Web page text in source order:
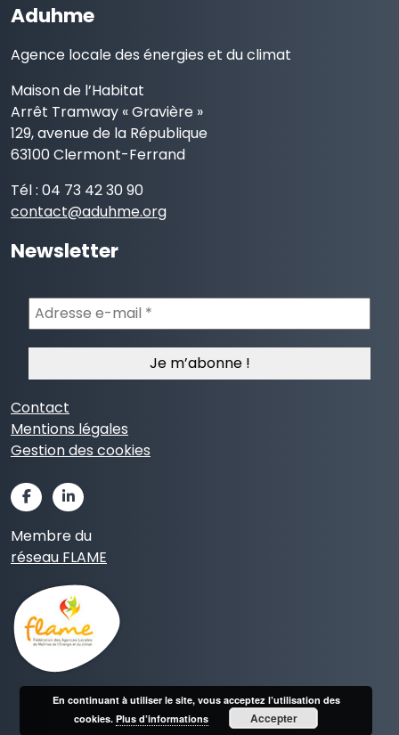
Aduhme
Agence locale des énergies et du climat
Maison de l’Habitat
Arrêt Tramway « Gravière »
129, avenue de la République
63100 Clermont-Ferrand
Tél : 04 73 42 30 90
contact@aduhme.org
Newsletter
Adresse
e-
mail
Contact
Mentions légales
Gestion des cookies
Membre du
réseau FLAME
En continuant à utiliser le site, vous acceptez l’utilisation des
cookies.Plus d’informations Accepter